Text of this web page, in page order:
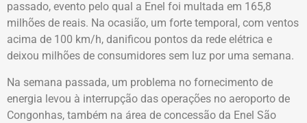
passado, evento pelo qual a Enel foi multada em 165,8
milhões de reais. Na ocasião, um forte temporal, com ventos
acima de 100 km/h, danificou pontos da rede elétrica e
deixou milhões de consumidores sem luz por uma semana.
Na semana passada, um problema no fornecimento de
energia levou à interrupção das operações no aeroporto de
Congonhas, também na área de concessão da Enel São